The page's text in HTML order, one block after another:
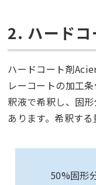
2. ハードコ
ハードコート剤
レーコートの加工
釈液で希釈し、固
あります。希釈する
50%固形